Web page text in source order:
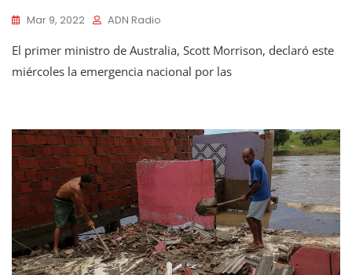
Mar 9, 2022 ADN Radio
El primer ministro de Australia, Scott Morrison, declaró este
miércoles la emergencia nacional por las